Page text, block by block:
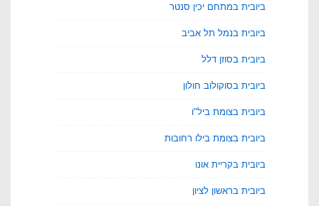
ביובית במתחם יכין סנטר
ביובית בנמל תל אביב
ביובית בסוזן דלל
ביובית בסוקולוב חולון
ביובית בצומת ביל"ו
ביובית בצומת בילו רחובות
ביובית בקריית אונו
ביובית בראשון לציון